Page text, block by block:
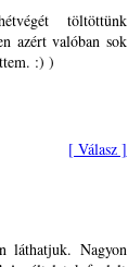
töltöttünk
azért valóban sok
:) )
[ Válasz ]
láthatjuk. Nagyon